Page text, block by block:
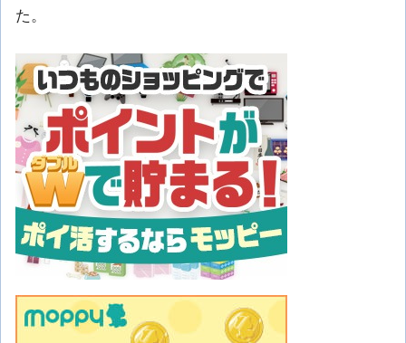
た。